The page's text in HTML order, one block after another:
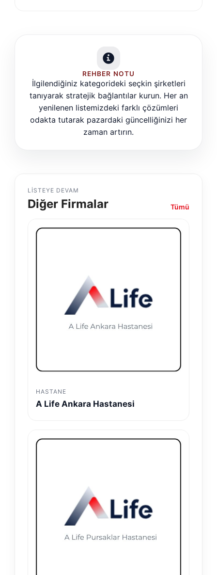
REHBER NOTU
İlgilendiğiniz kategorideki seçkin şirketleri
tanıyarak stratejik bağlantılar kurun. Her an
yenilenen listemizdeki farklı çözümleri
odakta tutarak pazardaki güncelliğinizi her
zaman artırın.
LISTEYE DEVAM
Diğer Firmalar Tümü
HASTANE
A Life Ankara Hastanesi